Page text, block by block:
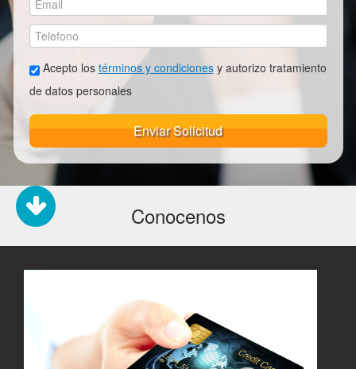
Acepto los términos y condicionesy autorizo tratamiento
de datos personales
Enviar Solicitud
Conocenos